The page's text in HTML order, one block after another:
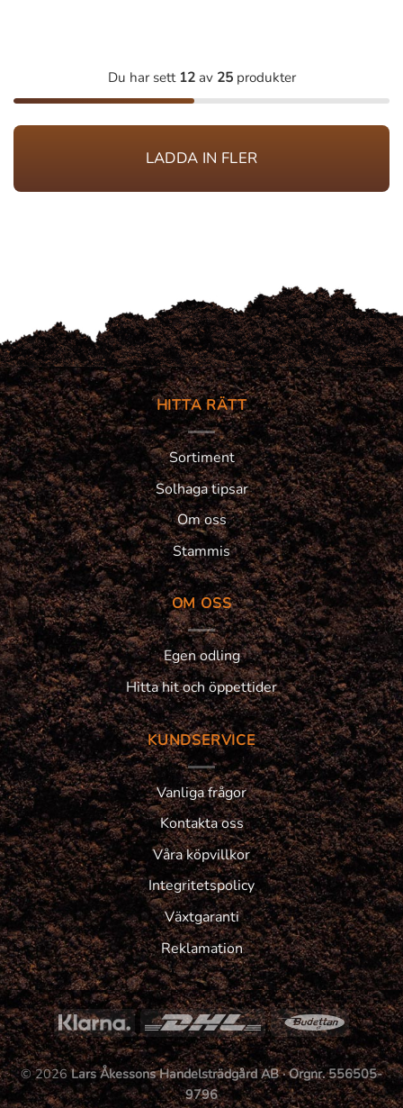
Du har sett 12av 25produkter
LADDA IN FLER
HITTA RÄTT
Sortiment
Solhaga tipsar
Om oss
Stammis
OM OSS
Egen odling
Hitta hit och öppettider
KUNDSERVICE
Vanliga frågor
Kontakta oss
Våra köpvillkor
Integritetspolicy
Växtgaranti
Reklamation
© 2026Lars Åkessons Handelsträdgård AB · Orgnr. 556505-
9796